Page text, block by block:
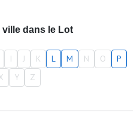
dans le Lot
I J K L M N O
P
Y Z